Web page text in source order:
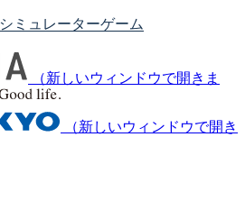
ミュレーターゲーム
（新しいウィンドウで開きま
（新しいウィンドウで開き